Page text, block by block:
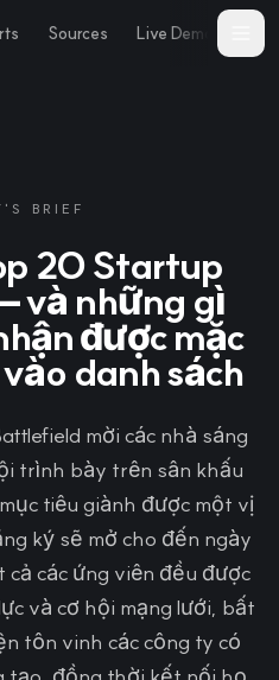
Sources Live Demo
BRIEF
20 Startup
và những gì
được mặc
danh sách
mời các nhà sáng
trình bày trên sân khấu
tiêu giành được một vị
ký sẽ mở cho đến ngày
cả các ứng viên đều được
và cơ hội mạng lưới, bất
tôn vinh các công ty có